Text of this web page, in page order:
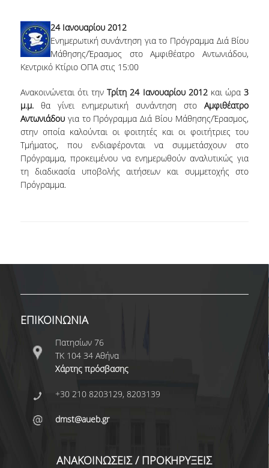
TESTIMONIALS ΔΙΑΚΡΙΣΕΩΝ
ΕΠΑΓΓΕΛΜΑΤΙΚΕΣ ΠΡΟΟΠΤΙΚΕΣ
ΓΙΑ ΜΑΘΗΤΕΣ ΛΥΚΕΙΟΥ
ΠΡΟΓΡΑΜΜΑ ΥΠΟΤΡΟΦΙΩΝ
ΚΡΙΤΗΡΙΑ ΚΑΙ ΔΙΑΔΙΚΑΣΙΑ ΕΠΙΛΟΓΗΣ
ΕΡΓΑΣΤΗΡΙΑΚΗ ΥΠΟΔΟΜΗ
ΠΡΟΣΩΠΙΚΟ ΤΟΥ ΤΜΗΜΑΤΟΣ
ΜΕΛΗ ΔΕΠ
ΕΠΙΤΙΜΟΙ ΔΙΔΑΚΤΟΡΕΣ
ΕΠΙΣΚΕΠΤΕΣ ΚΑΘΗΓΗΤΕΣ
ΜΕΛΗ Ε.ΔΙ.Π.
ΜΕΛΗ Ε.Τ.Ε.Π.
24 Ιανουαρίου 2012
Ενημερωτική συνάντηση για το Πρόγραμμα Διά Βίου
Μάθησης/Έρασμος στο Αμφιθέατρο Αντωνιάδου,
Κεντρικό Κτίριο ΟΠΑ στις 15:00
Ανακοινώνεται ότι τηνΤρίτη 24 Ιανουαρίου 2012και ώρα3
μ.μ.θα γίνει ενημερωτική συνάντηση στοΑμφιθέατρο
Αντωνιάδουγια το Πρόγραμμα Διά Βίου Μάθησης/Έρασμος,
στην οποία καλούνται οι φοιτητές και οι φοιτήτριες του
Τμήματος, που ενδιαφέρονται να συμμετάσχουν στο
Πρόγραμμα, προκειμένου να ενημερωθούν αναλυτικώς για
τη διαδικασία υποβολής αιτήσεων και συμμετοχής στο
Πρόγραμμα.
ΕΠΙΚΟΙΝΩΝΙΑ
Πατησίων 76
ΤΚ 104 34 Αθήνα
Χάρτης πρόσβασης
+30 210 8203129, 8203139
dmst@aueb.gr
ΑΝΑΚΟΙΝΩΣΕΙΣ / ΠΡΟΚΗΡΥΞΕΙΣ